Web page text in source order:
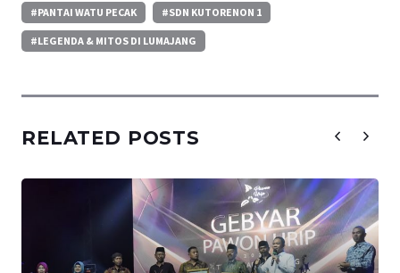
#PANTAI WATU PECAK #SDN KUTORENON 1
#LEGENDA & MITOS DI LUMAJANG
RELATED POSTS